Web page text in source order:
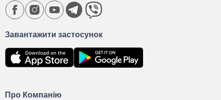
Про Компанію
Завантажити застосунок